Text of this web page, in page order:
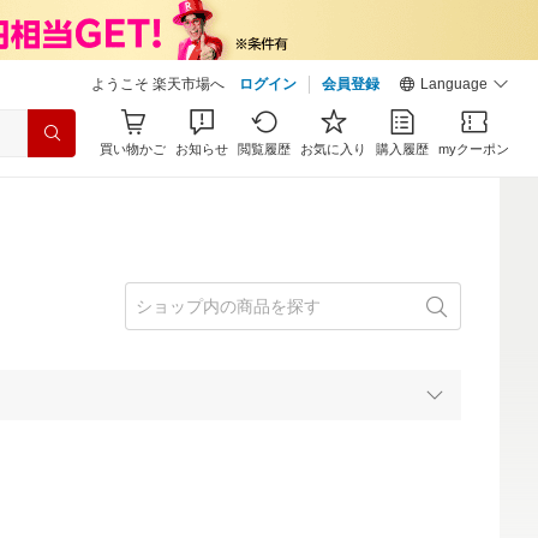
ようこそ 楽天市場へ ログイン 会員登録 Language
買い物かご お知らせ 閲覧履歴 お気に入り 購入履歴 myクーポン